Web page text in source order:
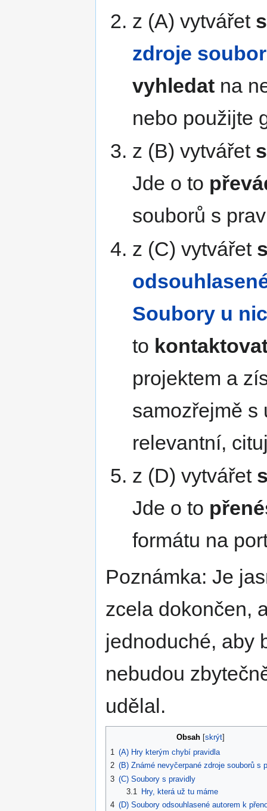
z (A) vytvářet
zdroje
vyhledatna
nebo použijte
z (B) vytvářet
Jde o to
souborů s
z (C) vytvářet
Soubory u
to
projektem a
samozřejmě s
relevantní,
z (D) vytvářet
Jde o to
formátu na
Poznámka: Je
zcela dokončen,
jednoduché, aby
nebudou
udělal.
Obsah
1 (A) Hry kterým chybí pravidla
2 (B) Známé nevyčerpané zdroje souborů s
3 (C) Soubory s pravidly
3.1
Hry, která už tu máme
4 (D) Soubory odsouhlasené autorem k